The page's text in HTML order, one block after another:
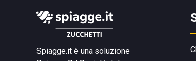
Spiagge.it è una soluzione